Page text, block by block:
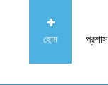
হোম